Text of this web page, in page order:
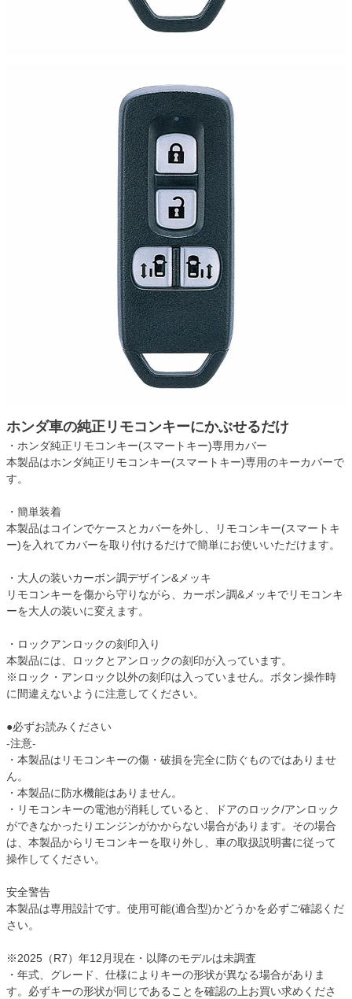
ホンダ車の純正リモコンキーにかぶせるだけ
・ホンダ純正リモコンキー(スマートキー)専用カバー
本製品はホンダ純正リモコンキー(スマートキー)専用のキーカバーで
す。
・簡単装着
本製品はコインでケースとカバーを外し、リモコンキー(スマートキ
ー)を入れてカバーを取り付けるだけで簡単にお使いいただけます。
・大人の装いカーボン調デザイン&メッキ
リモコンキーを傷から守りながら、カーボン調&メッキでリモコンキ
ーを大人の装いに変えます。
・ロックアンロックの刻印入り
本製品には、ロックとアンロックの刻印が入っています。
※ロック・アンロック以外の刻印は入っていません。ボタン操作時
に間違えないように注意してください。
●必ずお読みください
-注意-
・本製品はリモコンキーの傷・破損を完全に防ぐものではありませ
ん。
・本製品に防水機能はありません。
・リモコンキーの電池が消耗していると、ドアのロック/アンロック
ができなかったりエンジンがかからない場合があります。その場合
は、本製品からリモコンキーを取り外し、車の取扱説明書に従って
操作してください。
安全警告
本製品は専用設計です。使用可能(適合型)かどうかを必ずご確認くだ
さい。
※2025（R7）年12月現在・以降のモデルは未調査
・年式、グレード、仕様によりキーの形状が異なる場合がありま
す。必ずキーの形状が同じであることを確認の上お買い求めくださ